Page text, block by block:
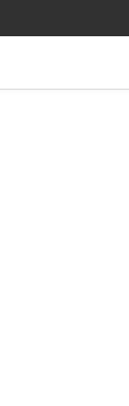
gå
for
6.0:
Internationalt